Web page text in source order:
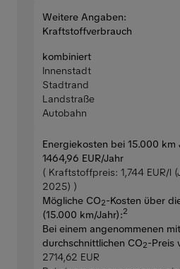
Weitere Angaben:
Kraftstoffverbrauch
kombiniert
Innenstadt
Stadtrand
Landstraße
Autobahn
Energiekosten bei 15.000 km
1464,96 EUR/Jahr
( Kraftstoffpreis: 1,744 EUR/l
2025) )
Mögliche CO2-Kosten über
(15.000 km/Jahr):2
Bei einem angenommenen
durchschnittlichen CO2-Preis
2714,62 EUR